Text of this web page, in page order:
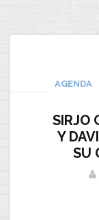
AGENDA
SIRJO
Y
SU